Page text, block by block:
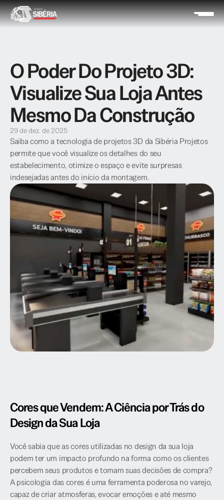
O Poder Do Projeto 3D:
Visualize Sua Loja Antes
Mesmo Da Construção
29 de dez. de 2025
Saiba como a tecnologia de projetos 3D da Sibéria Projetos
permite que você visualize os detalhes do seu
estabelecimento, otimize o espaço e evite surpresas
indesejadas antes do início da montagem.
Cores que Vendem: A Ciência por Trás do
Design da Sua Loja
Você sabia que as cores utilizadas no design da sua loja
podem ter um impacto profundo na forma como os clientes
percebem seus produtos e tomam suas decisões de compra?
A psicologia das cores é uma ferramenta poderosa no varejo,
capaz de criar atmosferas, evocar emoções e até mesmo